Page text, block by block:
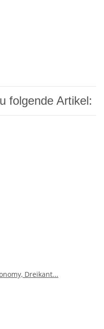
folgende Artikel: